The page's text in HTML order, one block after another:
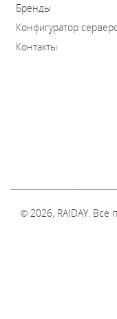
Бренды
Конфигуратор
Контакты
© 2026, RAIDAY.